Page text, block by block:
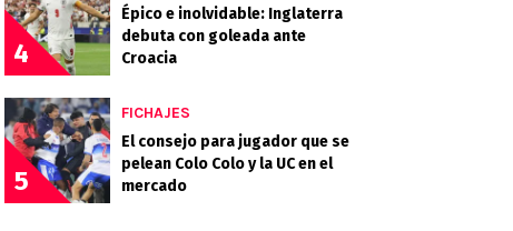
4
Épico e inolvidable: Inglaterra
debuta con goleada ante
Croacia
5
FICHAJES
El consejo para jugador que se
pelean Colo Colo y la UC en el
mercado